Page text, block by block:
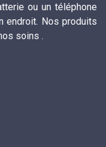
ou un téléphone
endroit. Nos produits
soins .